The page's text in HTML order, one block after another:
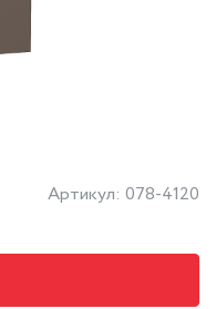
Артикул: 078-4120